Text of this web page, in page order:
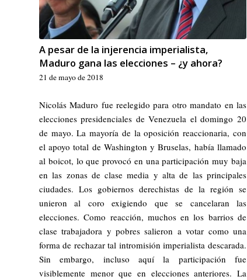
A pesar de la injerencia imperialista,
Maduro gana las elecciones – ¿y ahora?
21 de mayo de 2018
Nicolás Maduro fue reelegido para otro mandato en las
elecciones presidenciales de Venezuela el domingo 20
de mayo. La mayoría de la oposición reaccionaria, con
el apoyo total de Washington y Bruselas, había llamado
al boicot, lo que provocó en una participación muy baja
en las zonas de clase media y alta de las principales
ciudades. Los gobiernos derechistas de la región se
unieron al coro exigiendo que se cancelaran las
elecciones. Como reacción, muchos en los barrios de
clase trabajadora y pobres salieron a votar como una
forma de rechazar tal intromisión imperialista descarada.
Sin embargo, incluso aquí la participación fue
visiblemente menor que en elecciones anteriores. La